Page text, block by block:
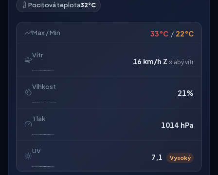
Pocitová teplota32°C
Max / Min 33°C / 22°C
Vítr
16 km/h Z slabý vítr
Vlhkost
21%
Tlak
1014 hPa
UV
7,1 Vysoký